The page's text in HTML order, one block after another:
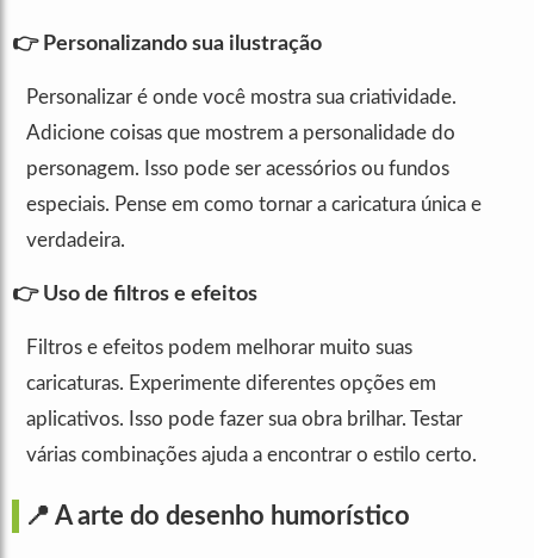
👉 Personalizando sua ilustração
Personalizar é onde você mostra sua criatividade.
Adicione coisas que mostrem a personalidade do
personagem. Isso pode ser acessórios ou fundos
especiais. Pense em como tornar a caricatura única e
verdadeira.
👉 Uso de filtros e efeitos
Filtros e efeitos podem melhorar muito suas
caricaturas. Experimente diferentes opções em
aplicativos. Isso pode fazer sua obra brilhar. Testar
várias combinações ajuda a encontrar o estilo certo.
📍 A arte do desenho humorístico